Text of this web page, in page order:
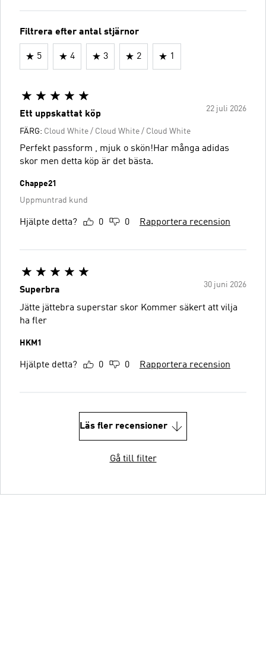
Filtrera efter antal stjärnor
5 4 3 2 1
22 juli 2026
Ett uppskattat köp
FÄRG: Cloud White / Cloud White / Cloud White
Perfekt passform , mjuk o skön!Har många adidas
skor men detta köp är det bästa.
Chappe21
Uppmuntrad kund
Hjälpte detta? 0 0 Rapportera recension
30 juni 2026
Superbra
Jätte jättebra superstar skor Kommer säkert att vilja
ha fler
HKM1
Hjälpte detta? 0 0 Rapportera recension
Läs fler recensioner
Gå till filter